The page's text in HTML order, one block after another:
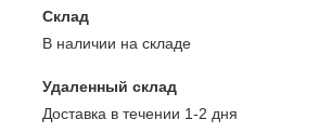
Склад
В наличии на складе
Удаленный склад
Доставка в течении 1-2 дня